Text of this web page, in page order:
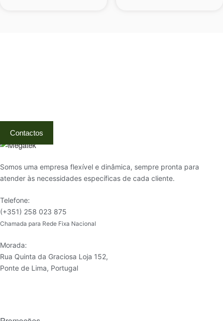
Contactos
Somos uma empresa flexível e dinâmica, sempre pronta para
atender às necessidades específicas de cada cliente.
Telefone:
(+351) 258 023 875
Chamada para Rede Fixa Nacional
Morada:
Rua Quinta da Graciosa Loja 152,
Ponte de Lima, Portugal